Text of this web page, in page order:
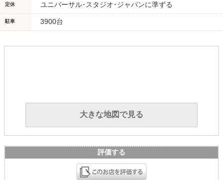
定休 ユニバーサル･スタジオ･ジャパンに準ずる
駐車 3900台
大きな地図で見る
評価する